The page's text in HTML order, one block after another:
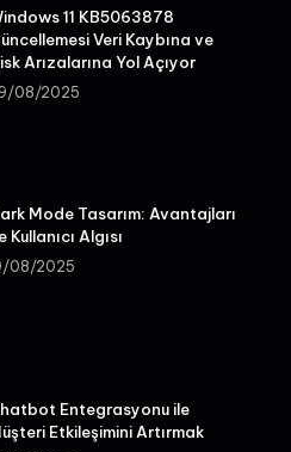
11 KB5063878
Veri Kaybına ve
Arızalarına Yol Açıyor
08/2025
Mode Tasarım: Avantajları
Kullanıcı Algısı
08/2025
Entegrasyonu ile
Etkileşimini Artırmak